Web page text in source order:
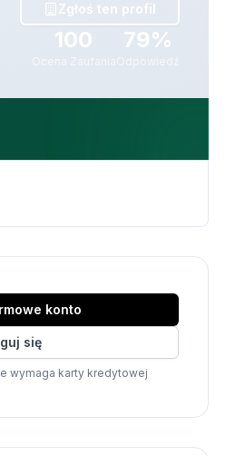
Zgłoś ten profil
100 79%
konto
się
wymaga karty kredytowej